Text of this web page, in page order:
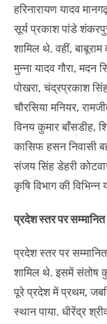
हरिनारायण यादव
सूर्य प्रकाश पांडे
शामिल थे. वहीं, बाबूराम
मुन्ना यादव गौरा, मदन
पोखरा, चंद्रप्रकाश
चौरसिया मनियर,
विनय कुमार बाँसडीह,
कासिफ हसन निवासी
संजय सिंह डेहरी
कृषि विभाग की विभिन्न
प्रदेश स्तर पर
प्रदेश स्तर पर
शामिल थे. इसमें संतोष
पूरे प्रदेश में प्रथम,
स्थान पाया. धीरेंद्र